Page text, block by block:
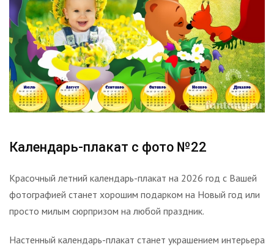
Календарь-плакат с фото №22
Красочный летний календарь-плакат на 2026 год с Вашей
фотографией станет хорошим подарком на Новый год или
просто милым сюрпризом на любой праздник.
Настенный календарь-плакат станет украшением интерьера